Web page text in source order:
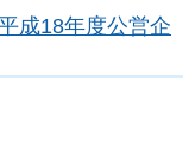
成18年度公営企